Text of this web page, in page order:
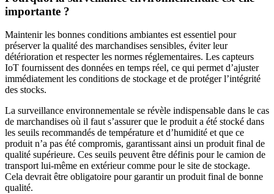
importante ?
Maintenir les bonnes conditions ambiantes est essentiel pour
préserver la qualité des marchandises sensibles, éviter leur
détérioration et respecter les normes réglementaires. Les capteurs
IoT fournissent des données en temps réel, ce qui permet d’ajuster
immédiatement les conditions de stockage et de protéger l’intégrité
des stocks.
La surveillance environnementale se révèle indispensable dans le cas
de marchandises où il faut s’assurer que le produit a été stocké dans
les seuils recommandés de température et d’humidité et que ce
produit n’a pas été compromis, garantissant ainsi un produit final de
qualité supérieure. Ces seuils peuvent être définis pour le camion de
transport lui-même en extérieur comme pour le site de stockage.
Cela devrait être obligatoire pour garantir un produit final de bonne
qualité.